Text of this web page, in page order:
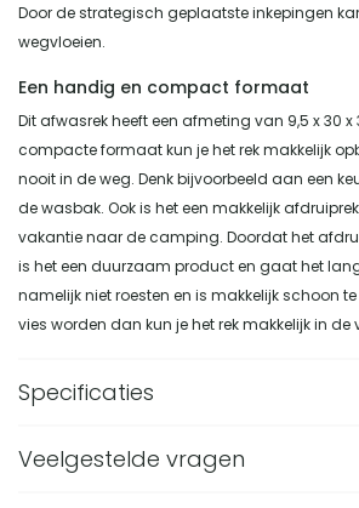
Door de strategisch geplaatste inkepingen
wegvloeien.
Een handig en compact formaat
Dit afwasrek heeft een afmeting van 9,5 x 30 x
compacte formaat kun je het rek makkelijk
nooit in de weg. Denk bijvoorbeeld aan een
de wasbak. Ook is het een makkelijk
vakantie naar de camping. Doordat het
is het een duurzaam product en gaat het
namelijk niet roesten en is makkelijk schoon
vies worden dan kun je het rek makkelijk in
Specificaties
Merk
Veelgestelde vragen